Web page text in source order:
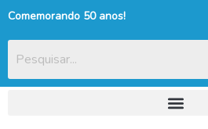
Comemorando 50 anos!